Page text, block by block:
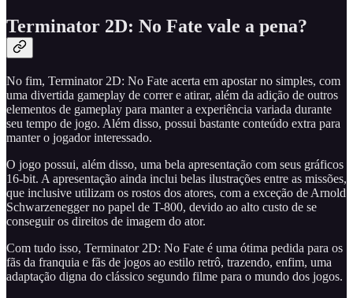
Terminator 2D: No Fate vale a pena?
No fim, Terminator 2D: No Fate acerta em apostar no simples, com
uma divertida gameplay de correr e atirar, além da adição de outros
elementos de gameplay para manter a experiência variada durante
seu tempo de jogo. Além disso, possui bastante conteúdo extra para
manter o jogador interessado.
O jogo possui, além disso, uma bela apresentação com seus gráficos
16-bit. A apresentação ainda inclui belas ilustrações entre as missões,
que inclusive utilizam os rostos dos atores, com a exceção de Arnold
Schwarzenegger no papel de T-800, devido ao alto custo de se
conseguir os direitos de imagem do ator.
Com tudo isso, Terminator 2D: No Fate é uma ótima pedida para os
fãs da franquia e fãs de jogos ao estilo retrô, trazendo, enfim, uma
adaptação digna do clássico segundo filme para o mundo dos jogos.